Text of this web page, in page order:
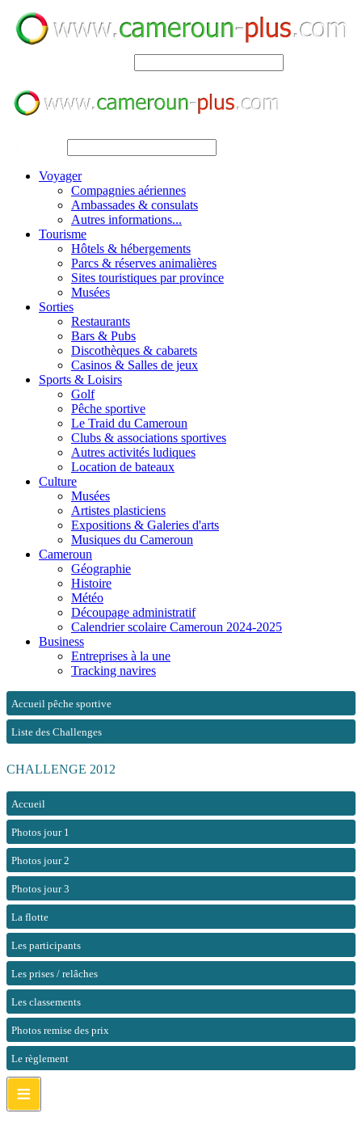
Voyager
Compagnies aériennes
Ambassades & consulats
Autres informations...
Tourisme
Hôtels & hébergements
Parcs & réserves animalières
Sites touristiques par province
Musées
Sorties
Restaurants
Bars & Pubs
Discothèques & cabarets
Casinos & Salles de jeux
Sports & Loisirs
Golf
Pêche sportive
Le Traid du Cameroun
Clubs & associations sportives
Autres activités ludiques
Location de bateaux
Culture
Musées
Artistes plasticiens
Expositions & Galeries d'arts
Musiques du Cameroun
Cameroun
Géographie
Histoire
Météo
Découpage administratif
Calendrier scolaire Cameroun 2024-2025
Business
Entreprises à la une
Tracking navires
Accueil pêche sportive
Liste des Challenges
CHALLENGE 2012
Accueil
Photos jour 1
Photos jour 2
Photos jour 3
La flotte
Les participants
Les prises / relâches
Les classements
Photos remise des prix
Le règlement
≡